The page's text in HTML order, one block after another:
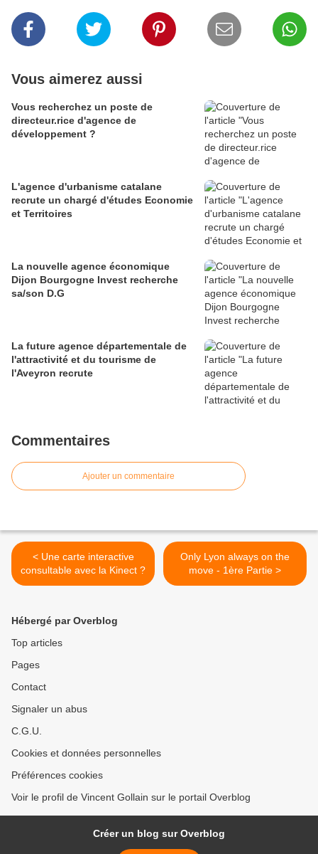
Vous aimerez aussi
Vous recherchez un poste de
directeur.rice d'agence de
développement ?
L'agence d'urbanisme catalane
recrute un chargé d'études Economie
et Territoires
La nouvelle agence économique
Dijon Bourgogne Invest recherche
sa/son D.G
La future agence départementale de
l'attractivité et du tourisme de
l'Aveyron recrute
Commentaires
Ajouter un commentaire
< Une carte interactive
consultable avec la Kinect ?
Only Lyon always on the
move - 1ère Partie >
Hébergé par Overblog
Top articles
Pages
Contact
Signaler un abus
C.G.U.
Cookies et données personnelles
Préférences cookies
Voir le profil de Vincent Gollain sur le portail Overblog
Créer un blog sur Overblog